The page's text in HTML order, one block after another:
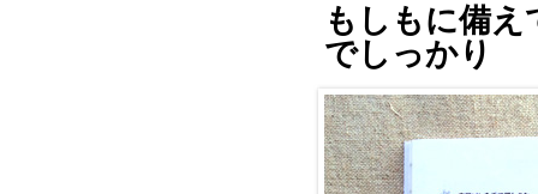
もしもに備
でしっかり